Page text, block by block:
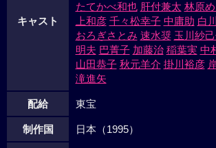
キャスト
たてかべ和也 肝付兼太 林原
上和彦 千々松幸子 中庸助 白
おろぎさとみ 速水奨 玉川紗
明夫 巴菁子 加藤治 稲葉実 中
山田恭子 秋元羊介 掛川裕彦
滝進矢
配給 東宝
制作国 日本（1995）